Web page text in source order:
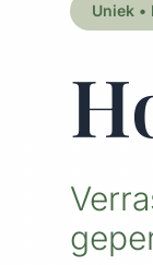
Uniek